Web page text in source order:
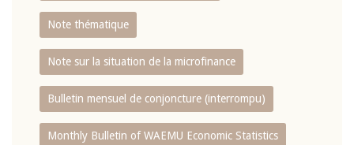
Note thématique
Note sur la situation de la microfinance
Bulletin mensuel de conjoncture (interrompu)
Monthly Bulletin of WAEMU Economic Statistics